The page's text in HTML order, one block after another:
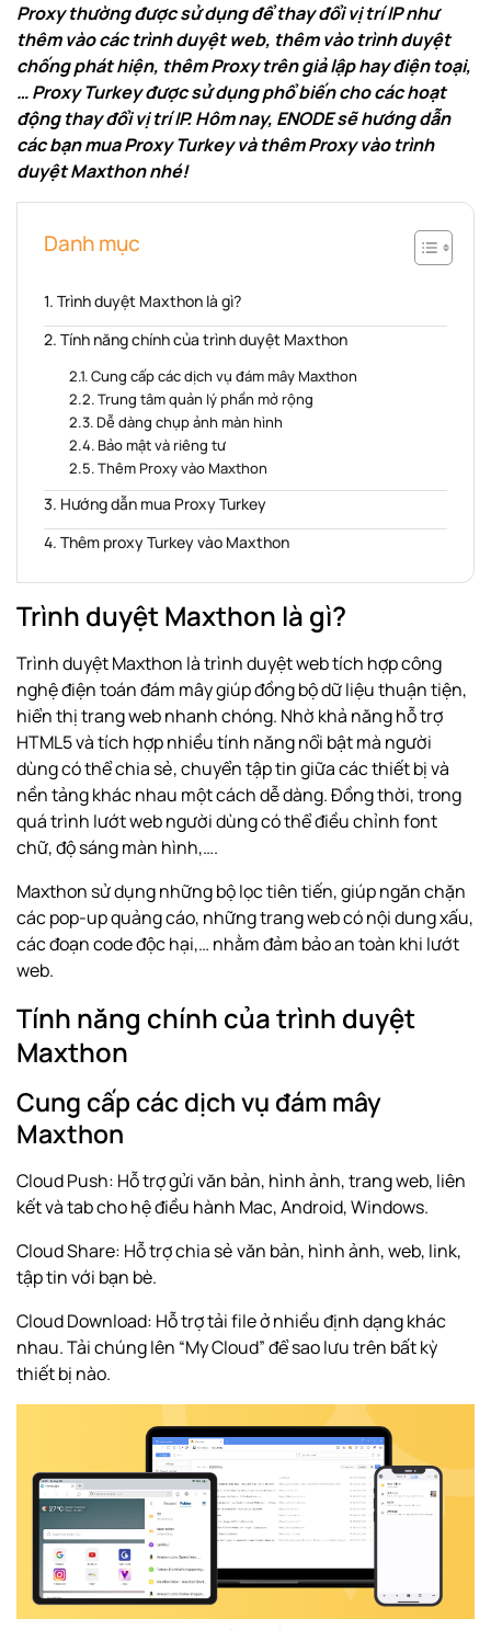
Proxy thường được sử dụng để thay đổi vị trí IP như
thêm vào các trình duyệt web, thêm vào trình duyệt
chống phát hiện, thêm Proxy trên giả lập hay điện toại,
… Proxy Turkey được sử dụng phổ biến cho các hoạt
động thay đổi vị trí IP. Hôm nay, ENODE sẽ hướng dẫn
các bạn mua Proxy Turkey và thêm Proxy vào trình
duyệt Maxthon nhé!
Danh mục
Trình duyệt Maxthon là gì?
Tính năng chính của trình duyệt Maxthon
Cung cấp các dịch vụ đám mây Maxthon
Trung tâm quản lý phần mở rộng
Dễ dàng chụp ảnh màn hình
Bảo mật và riêng tư
Thêm Proxy vào Maxthon
Hướng dẫn mua Proxy Turkey
Thêm proxy Turkey vào Maxthon
Trình duyệt Maxthon là gì?
Trình duyệtMaxthon là trình duyệt web tích hợp công
nghệ điện toán đám mây giúp đồng bộ dữ liệu thuận tiện,
hiển thị trang web nhanh chóng. Nhờ khả năng hỗ trợ
HTML5 và tích hợp nhiều tính năng nổi bật mà người
dùng có thể chia sẻ, chuyển tập tin giữa các thiết bị và
nền tảng khác nhau một cách dễ dàng. Đồng thời, trong
quá trình lướt web người dùng có thể điều chỉnh font
chữ, độ sáng màn hình,….
Maxthon sử dụng những bộ lọc tiên tiến, giúp ngăn chặn
các pop-up quảng cáo, những trang web có nội dung xấu,
các đoạn code độc hại,… nhằm đảm bảo an toàn khi lướt
web.
Tính năng chính của trình duyệt
Maxthon
Cung cấp các dịch vụ đám mây
Maxthon
Cloud Push: Hỗ trợ gửi văn bản, hình ảnh, trang web, liên
kết và tab cho hệ điều hành Mac, Android, Windows.
Cloud Share: Hỗ trợ chia sẻ văn bản, hình ảnh, web, link,
tập tin với bạn bè.
Cloud Download: Hỗ trợ tải file ở nhiều định dạng khác
nhau. Tải chúng lên “My Cloud” để sao lưu trên bất kỳ
thiết bị nào.